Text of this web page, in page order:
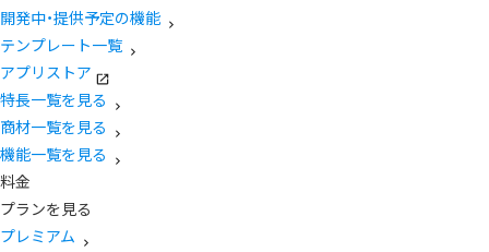
開発中・提供予定の機能
テンプレート一覧
アプリストア
特長一覧を見る
商材一覧を見る
機能一覧を見る
料金
プランを見る
プレミアム